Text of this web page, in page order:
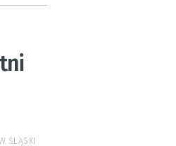
ŚLĄSKI